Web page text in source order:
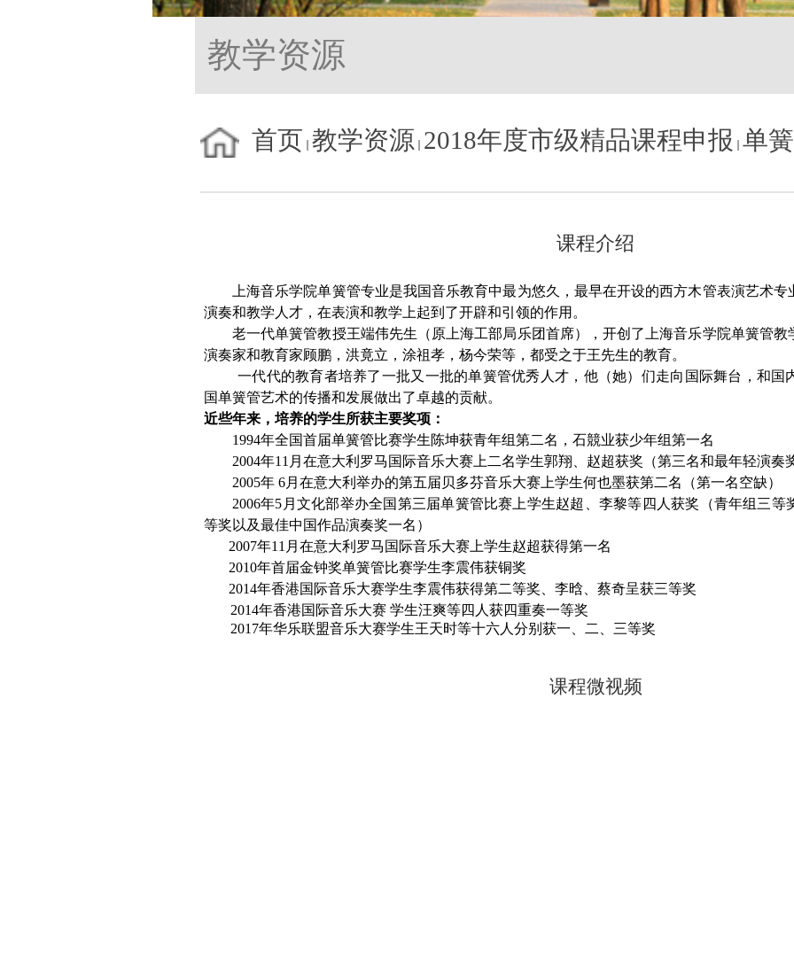
教学资源
首页 教学资源 2018年度市级精品课程申报 单
课程介绍
上海音乐学院单簧管专业是我国音乐教育中最为悠久，最早在开设的西方木管表演艺术
演奏和教学人才，在表演和教学上起到了开辟和引领的作用。
老一代单簧管教授王端伟先生（原上海工部局乐团首席），开创了上海音乐学院单簧管
演奏家和教育家顾鹏，洪竟立，涂祖孝，杨今荣等，都受之于王先生的教育。
一代代的教育者培养了一批又一批的单簧管优秀人才，他（她）们走向国际舞台，和国
国单簧管艺术的传播和发展做出了卓越的贡献。
近些年来，培养的学生所获主要奖项：
1994年全国首届单簧管比赛学生陈坤获青年组第二名，石競业获少年组第一名
2004年11 月在意大利罗马国际音乐大赛上二名学生郭翔、赵超获奖（第三名和最年轻演奏
2005年 6月在意大利举办的第五届贝多芬音乐大赛上学生何也墨获第二名（第一名空缺）
2006年5 月文化部举办全国第三届单簧管比赛上学生赵超、李黎等四人获奖（青年组三等
等奖以及最佳中国作品演奏奖一名）
2007年11 月在意大利罗马国际音乐大赛上学生赵超获得第一名
2010年首届金钟奖单簧管比赛学生李震伟获铜奖
2014年香港国际音乐大赛学生李震伟获得第二等奖、李晗、蔡奇呈获三等奖
2014年香港国际音乐大赛 学生汪爽等四人获四重奏一等奖
2017年华乐联盟音乐大赛学生王天时等十六人分别获一、二、三等奖
课程微视频